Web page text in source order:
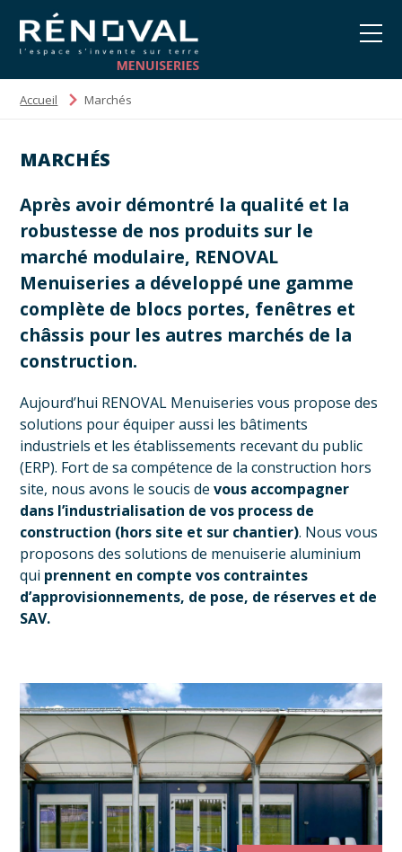
Accueil Marchés
MARCHÉS
Après avoir démontré la qualité et la
robustesse de nos produits sur le
marché modulaire, RENOVAL
Menuiseries a développé une gamme
complète de blocs portes, fenêtres et
châssis pour les autres marchés de la
construction.
Aujourd’hui RENOVAL Menuiseries vous propose des
solutions pour équiper aussi les bâtiments
industriels et les établissements recevant du public
(ERP). Fort de sa compétence de la construction hors
site, nous avons le soucis devous accompagner
dans l’industrialisation de vos process de
construction (hors site et sur chantier). Nous vous
proposons des solutions de menuiserie aluminium
qui prennent en compte vos contraintes
d’approvisionnements, de pose, de réserves et de
SAV.